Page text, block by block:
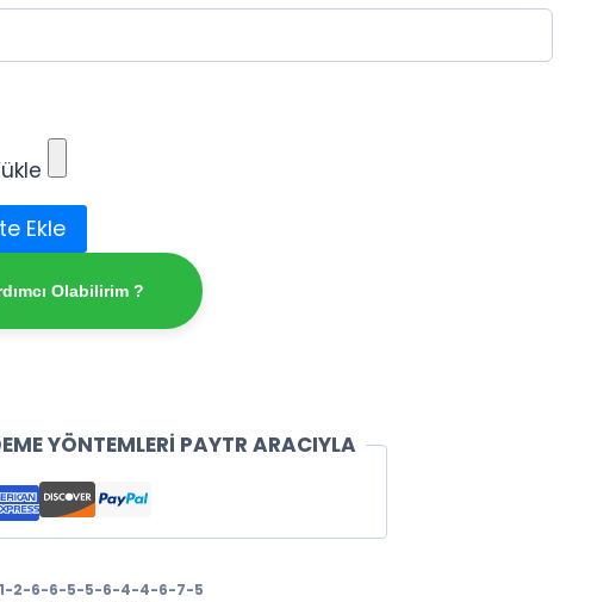
Ekle
Olabilirim ?
YÖNTEMLERİ PAYTR ARACIYLA
1-2-6-6-5-5-6-4-4-6-7-5